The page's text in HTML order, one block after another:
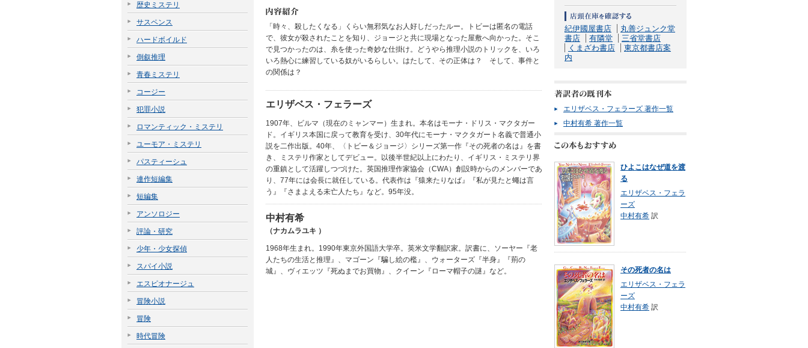
歴史ミステリ
サスペンス
ハードボイルド
倒叙推理
青春ミステリ
コージー
犯罪小説
ロマンティック・ミステリ
ユーモア・ミステリ
パスティーシュ
連作短編集
短編集
アンソロジー
評論・研究
少年・少女探偵
スパイ小説
エスピオナージュ
冒険小説
冒険
時代冒険
紀伊國屋書店
丸善ジュンク堂
書店
有隣堂
三省堂書店
くまざわ書店
東京都書店案
内
エリザベス・フェラーズ 著作一覧
中村有希 著作一覧
ひよこはなぜ道を渡
る
エリザベス・フェラ
ーズ
中村有希 訳
その死者の名は
エリザベス・フェラ
ーズ
中村有希 訳
「時々、殺したくなる」くらい無邪気なお人好しだったルー。トビーは匿名の電話
で、彼女が殺されたことを知り、ジョージと共に現場となった屋敷へ向かった。そこ
で見つかったのは、糸を使った奇妙な仕掛け。どうやら推理小説のトリックを、いろ
いろ熱心に練習している奴がいるらしい。はたして、その正体は？ そして、事件と
の関係は？
エリザベス・フェラーズ
1907年、ビルマ（現在のミャンマー）生まれ。本名はモーナ・ドリス・マクタガー
ド。イギリス本国に戻って教育を受け、30年代にモーナ・マクタガート名義で普通小
説を二作出版。40年、〈トビー＆ジョージ〉シリーズ第一作『その死者の名は』を書
き、ミステリ作家としてデビュー。以後半世紀以上にわたり、イギリス・ミステリ界
の重鎮として活躍しつづけた。英国推理作家協会（CWA）創設時からのメンバーであ
り、77年には会長に就任している。代表作は『猿来たりなば』『私が見たと蠅は言
う』『さまよえる未亡人たち』など。95年没。
中村有希
（ナカムラユキ ）
1968年生まれ。1990年東京外国語大学卒。英米文学翻訳家。訳書に、ソーヤー『老
人たちの生活と推理』、マゴーン『騙し絵の檻』、ウォーターズ『半身』『荊の
城』、ヴィエッツ『死ぬまでお買物』、クイーン『ローマ帽子の謎』など。